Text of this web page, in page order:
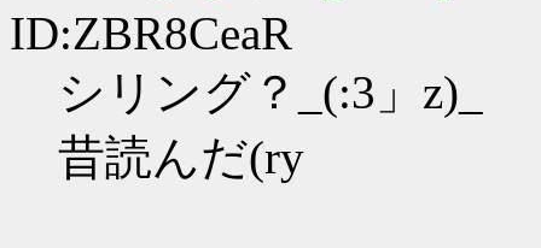
ID:ZBR8CeaR
シリング？_(:3」z)_
昔読んだ(ry